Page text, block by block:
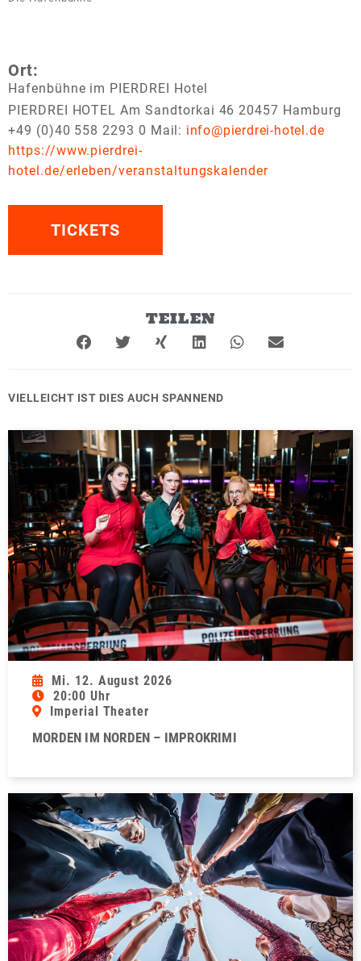
Ort:
Hafenbühne im PIERDREI Hotel
PIERDREI HOTEL Am Sandtorkai 46 20457 Hamburg
+49 (0)40 558 2293 0 Mail: info@pierdrei-hotel.de
https://www.pierdrei-
hotel.de/erleben/veranstaltungskalender
TICKETS
TEILEN
VIELLEICHT IST DIES AUCH SPANNEND
Mi. 12. August 2026
20:00 Uhr
Imperial Theater
MORDEN IM NORDEN – IMPROKRIMI